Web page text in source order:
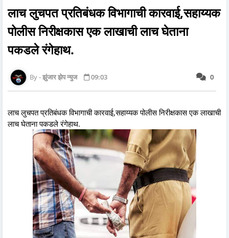
लाच लुचपत प्रतिबंधक विभागाची कारवाई,सहाय्यक
पोलीस निरीक्षकास एक लाखाची लाच घेताना
पकडले रंगेहाथ.
0
झुंजार झेप न्युज 09:03
लाच लुचपत प्रतिबंधक विभागाची कारवाई,सहाय्यक पोलीस निरीक्षकास एक लाखाची
लाच घेताना पकडले रंगेहाथ.